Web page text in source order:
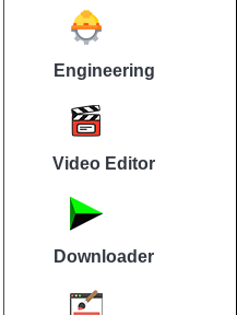
Engineering
Video Editor
Downloader